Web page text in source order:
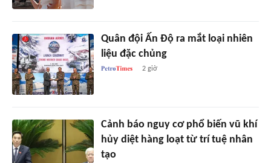
Quân đội Ấn Độ ra mắt loại nhiên
liệu đặc chủng
2 giờ
Cảnh báo nguy cơ phổ biến vũ khí
hủy diệt hàng loạt từ trí tuệ nhân
tạo